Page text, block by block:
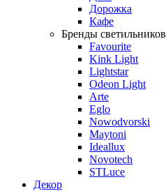
Дорожка
Кафе
Бренды светильников
Favourite
Kink Light
Lightstar
Odeon Light
Arte
Eglo
Nowodvorski
Maytoni
Ideallux
Novotech
STLuce
Декор